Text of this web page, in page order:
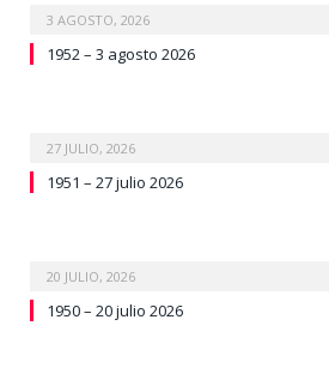
3 AGOSTO, 2026
1952 – 3 agosto 2026
27 JULIO, 2026
1951 – 27 julio 2026
20 JULIO, 2026
1950 – 20 julio 2026